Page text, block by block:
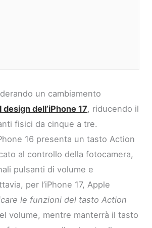
un cambiamento
dell’iPhone 17, riducendo il
fisici da cinque a tre.
16 presenta un tasto Action
al controllo della fotocamera,
pulsanti di volume e
per l’iPhone 17, Apple
le funzioni del tasto Action
volume, mentre manterrà il tasto